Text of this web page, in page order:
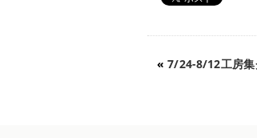
«7/24-8/12工房